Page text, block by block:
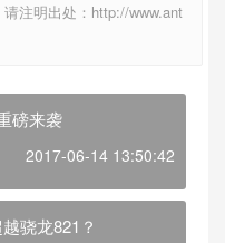
注明出处：http://www.ant
磅来袭
2017-06-14 13:50:42
骁龙821？